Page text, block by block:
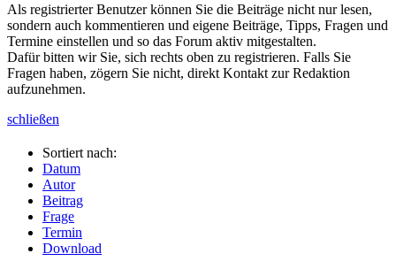
Als registrierter Benutzer können Sie die Beiträge nicht nur lesen,
sondern auch kommentieren und eigene Beiträge, Tipps, Fragen und
Termine einstellen und so das Forum aktiv mitgestalten.
Dafür bitten wir Sie, sich rechts oben zu registrieren. Falls Sie
Fragen haben, zögern Sie nicht, direkt Kontakt zur Redaktion
aufzunehmen.
schließen
Sortiert nach:
Datum
Autor
Beitrag
Frage
Termin
Download